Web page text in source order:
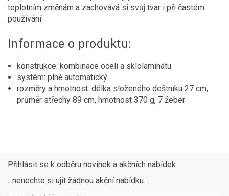
teplotním změnám a zachovává si svůj tvar i při častém
používání.
Informace o produktu:
konstrukce: kombinace oceli a sklolaminátu
systém: plně automatický
rozměry a hmotnost: délka složeného deštníku 27 cm,
průměr střechy 89 cm, hmotnost 370 g, 7 žeber
Přihlásit se k odběru novinek a akčních nabídek
...nenechte si ujít žádnou akční nabídku...